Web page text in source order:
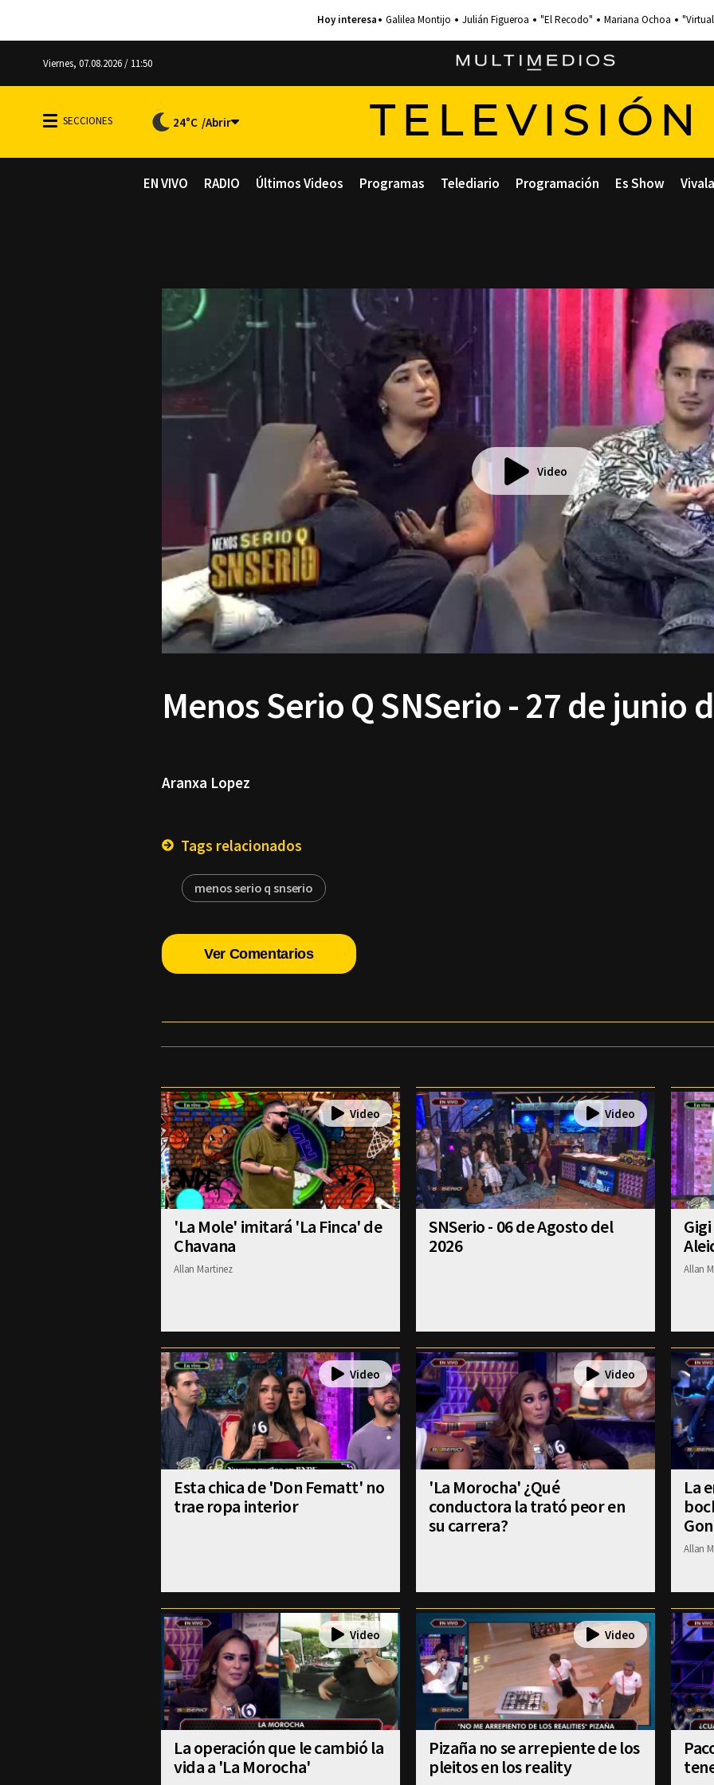
Galilea Montijo Julián Figueroa "El Recodo" Mariana Ochoa
Viernes, 07.08.2026 / 11:50
24°C TELEVISIÓN
EN VIVO RADIO Últimos Videos Programas Telediario Programación Es Show
Video
Menos Serio Q SNSerio - 27 de junio
Aranxa Lopez
Tags relacionados
menos serio q snserio
Ver Comentarios
'La Mole' imitará 'La Finca' de
Chavana
Allan Martinez
SNSerio - 06 de Agosto del
2026
Allan
Esta chica de 'Don Fematt' no
trae ropa interior
'La Morocha' ¿Qué
conductora la trató peor en
su carrera?
La
Allan
La operación que le cambió la
vida a 'La Morocha'
Pizaña no se arrepiente de los
pleitos en los reality